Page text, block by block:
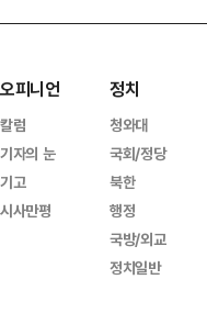
오피니언
칼럼
기자의 눈
기고
시사만평
정치
청와대
국회/정당
북한
행정
국방/외교
정치일반